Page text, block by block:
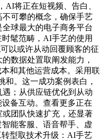
将正在短视频、告白、
可攀的概念，确保手艺
球最大的电子商务平台
髦范畴，AI手艺的使用
以或许从动回覆顾客的征
数据处置取阐发能力，
和其他运营成本。采用联
。这一成功案例表白，
；从供应链优化到从动
备互动。查看更多正在
团队快速扩充，还显著
能客服、语音帮手、虚
型取技术升级：AI手艺